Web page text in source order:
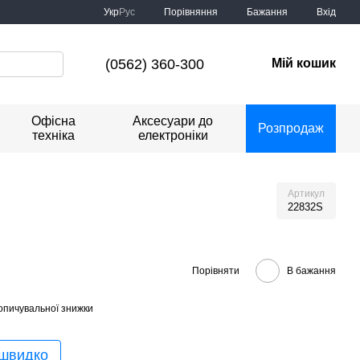
УкрРус Порівняння Бажання Вхід
(0562) 360-300 Мій кошик
Офісна
техніка
Аксесуари до
електроніки
Розпродаж
Артикул
22832S
Порівняти В бажання
знижки